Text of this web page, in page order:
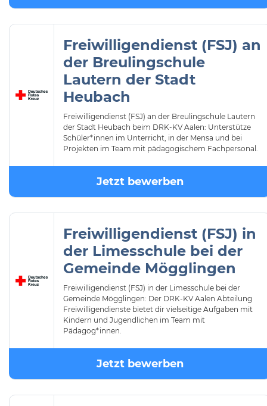
Freiwilligendienst (FSJ) an
der Breulingschule
Lautern der Stadt
Heubach
Freiwilligendienst (FSJ) an der Breulingschule Lautern
der Stadt Heubach beim DRK-KV Aalen: Unterstütze
Schüler*innen im Unterricht, in der Mensa und bei
Projekten im Team mit pädagogischem Fachpersonal.
Jetzt bewerben
Freiwilligendienst (FSJ) in
der Limesschule bei der
Gemeinde Mögglingen
Freiwilligendienst (FSJ) in der Limesschule bei der
Gemeinde Mögglingen: Der DRK-KV Aalen Abteilung
Freiwilligendienste bietet dir vielseitige Aufgaben mit
Kindern und Jugendlichen im Team mit
Pädagog*innen.
Jetzt bewerben